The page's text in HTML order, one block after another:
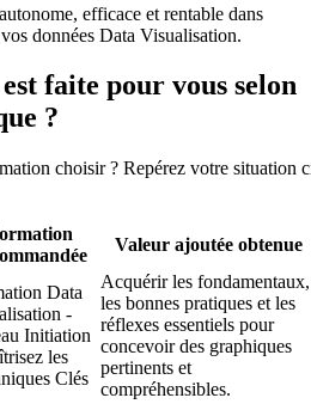
efficace et rentable dans
données Data Visualisation.
faite pour vous selon
?
choisir ? Repérez votre situation
Valeur ajoutée obtenue
Data
-
Initiation
les
Clés
Acquérir les fondamentaux,
les bonnes pratiques et les
réflexes essentiels pour
concevoir des graphiques
pertinents et
compréhensibles.